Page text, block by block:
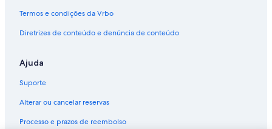
Termos e condições da Vrbo
Diretrizes de conteúdo e denúncia de conteúdo
Ajuda
Suporte
Alterar ou cancelar reservas
Processo e prazos de reembolso